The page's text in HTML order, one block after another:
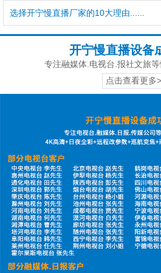
选择开宁慢直播厂家的10大理由......
开宁慢直播设备
专注融媒体.电视台.报社文旅等
点击查看更多